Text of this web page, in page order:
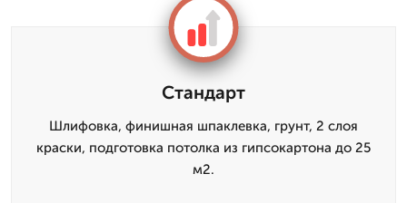
Стандарт
Шлифовка, финишная шпаклевка, грунт, 2 слоя
краски, подготовка потолка из гипсокартона до 25
м2.